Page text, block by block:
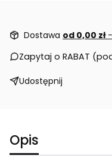
Dostawa od 0,00 zł
Zapytaj o RABAT
Udostępnij
Opis